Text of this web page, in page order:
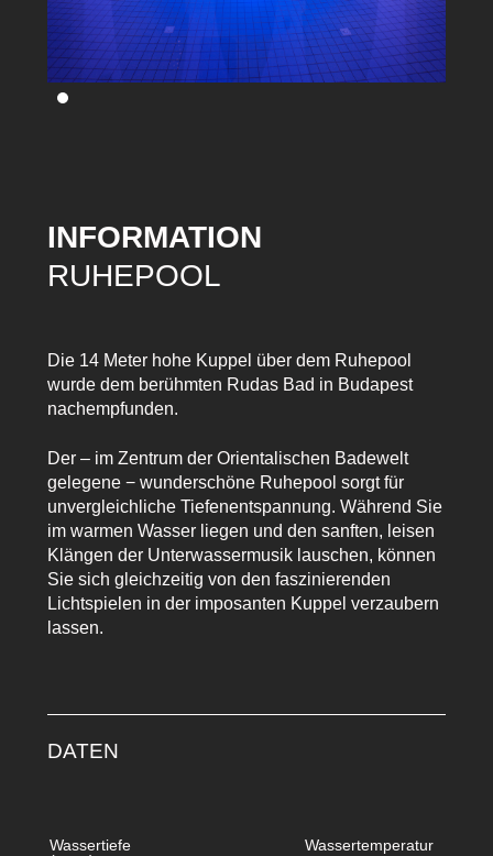
INFORMATION
RUHEPOOL
Die 14 Meter hohe Kuppel über dem Ruhepool
wurde dem berühmten Rudas Bad in Budapest
nachempfunden.
Der – im Zentrum der Orientalischen Badewelt
gelegene − wunderschöne Ruhepool sorgt für
unvergleichliche Tiefenentspannung. Während Sie
im warmen Wasser liegen und den sanften, leisen
Klängen der Unterwassermusik lauschen, können
Sie sich gleichzeitig von den faszinierenden
Lichtspielen in der imposanten Kuppel verzaubern
lassen.
DATEN
Wassertiefe
Wassertemperatur